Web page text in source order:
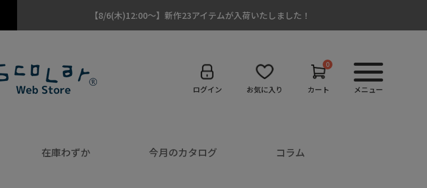
【8/6(木)12:00～】新作23アイテムが入荷いたしました！
ログイン お気に入り
0
カート メニュー
在庫わずか 今月のカタログ コラム